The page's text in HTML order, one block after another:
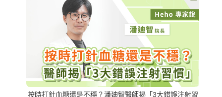
按時打針血糖還是不穩？潘廸智醫師揭「3大錯誤注射習